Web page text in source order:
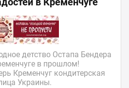
детство Остапа Бендера
в прошлом!
Кременчуг кондитерская
Украины.